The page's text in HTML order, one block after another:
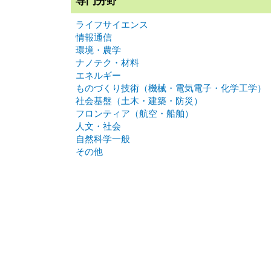
ライフサイエンス
情報通信
環境・農学
ナノテク・材料
エネルギー
ものづくり技術（機械・電気電子・化学工学）
社会基盤（土木・建築・防災）
フロンティア（航空・船舶）
人文・社会
自然科学一般
その他